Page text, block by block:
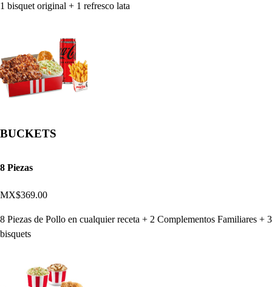
1 bisquet original + 1 refresco lata
BUCKETS
8 Piezas
MX$369.00
8 Piezas de Pollo en cualquier receta + 2 Complementos Familiares + 3
bisquets